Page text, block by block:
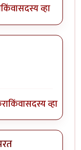
किंवासदस्य व्हा
किंवासदस्य व्हा